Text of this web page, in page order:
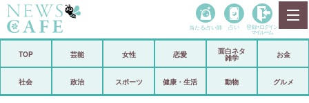
政治
当たる占い師 占い 登録• ログイン
マイルーム
TOP 芸能 女性 恋愛
面白ネタ
雑学
お金
社会 政治 スポーツ 健康・生活 動物 グルメ